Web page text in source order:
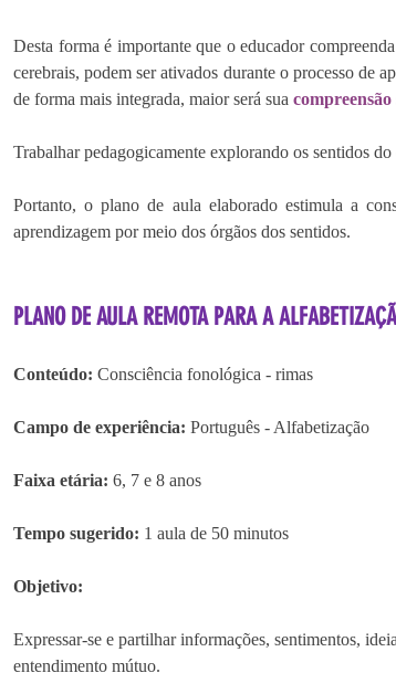
Desta forma é importante que o educador
cerebrais, podem ser ativados durante o processo de
de forma mais integrada, maior será sua
Trabalhar pedagogicamente explorando os sentidos
Portanto, o plano de aula elaborado estimula a
aprendizagem por meio dos órgãos dos sentidos.
PLANO DE AULA REMOTA PARA A
Conteúdo: Consciência fonológica - rimas
Campo de experiência: Português - Alfabetização
Faixa etária: 6, 7 e 8 anos
Tempo sugerido: 1 aula de 50 minutos
Objetivo:
Expressar-se e partilhar informações, sentimentos,
entendimento mútuo.